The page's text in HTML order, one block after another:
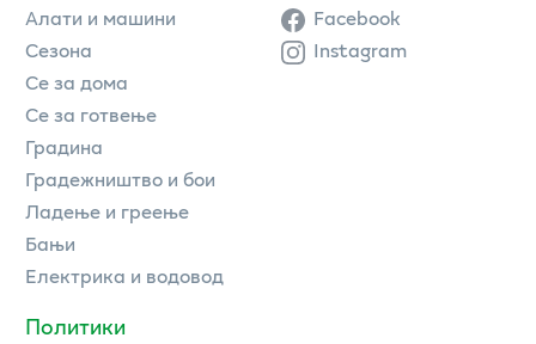
Алати и машини
Сезона
Се за дома
Се за готвење
Градина
Градежништво и бои
Ладење и греење
Бањи
Електрика и водовод
Политики
Facebook
Instagram